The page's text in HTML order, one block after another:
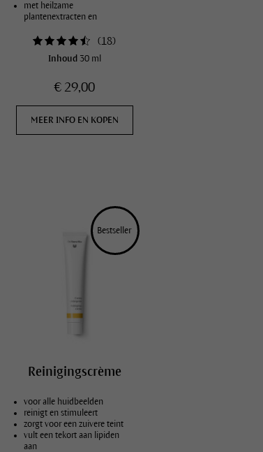
Vegans
met heilzame
plantenextracten en
in acht natuurlijke kleuren
(18)
Inhoud 30 ml
€ 29,00
MEER INFO EN KOPEN
Bestseller
Reinigingscrème
voor alle huidbeelden
reinigt en stimuleert
zorgt voor een zuivere teint
vult een tekort aan lipiden
aan